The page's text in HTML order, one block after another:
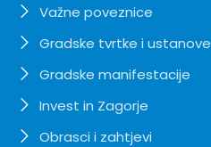
Važne poveznice
Gradske tvrtke i ustanove
Gradske manifestacije
Invest in Zagorje
Obrasci i zahtjevi